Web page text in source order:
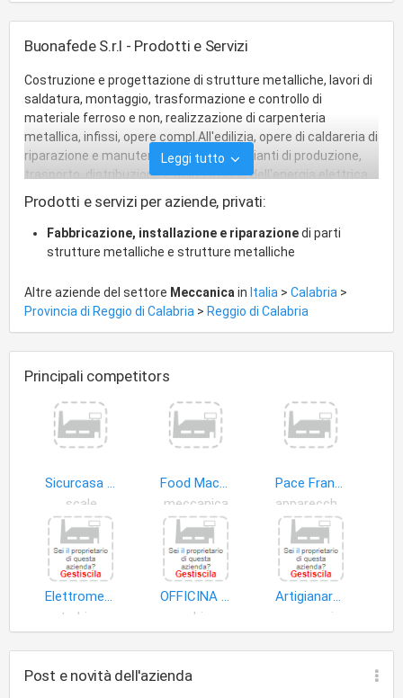
Buonafede S.r.l - Prodotti e Servizi
Costruzione e progettazione di strutture metalliche, lavori di
saldatura, montaggio, trasformazione e controllo di
materiale ferroso e non, realizzazione di carpenteria
metallica, infissi, opere compl.All'edilizia, opere di caldareria di
riparazione e manutenzione navale. Impianti di produzione,
trasporto, distribuzione e utilizzazione dell'energia elettrica
all'interno degli edifici a partire dal punto di consegna
dell'energia fornita dall'ente distributore. Impianti
radiotelevisivi ed elettronici in genere, le antenne e gli
impianti di protezione da scariche atmosferiche. Impianti di
aeriforme, gassoso e di qualsiasi natura o specie. Impianti
idrosanitari nonche' quelli di trasporto, di trattamento, di uso,
stato liquido o aeriforme all'interno degli edifici a partire dal
punto di consegna del combustibile gassoso fornito dall'ente
distributore. Impianti di sollevamento di persone e di cose per
mezzo di ascensori, di montacariche, di scale mobili e simili.
Leggi tutto
Prodotti e servizi per aziende, privati:
Fabbricazione, installazione e riparazionedi parti
strutture metalliche e strutture metalliche
Altre aziende del settore Meccanica in Italia > Calabria >
Provincia di Reggio di Calabria > Reggio di Calabria
Principali competitors
Sicurcasa di De Luca Maurizio
scale
Food Machinery Construction di Gatto Consolata
meccanica
Pace Francesco
Elettromeccanica Lagana' Dei Fratelli Giuseppe e Massimo Lagana' S.n.c
turbine
OFFICINA MECCANICA SNC e C DI TRAMONTANA ANTONINO PASQUALE
Artigianarmi di Farina Edoardo
Post e novità dell'azienda